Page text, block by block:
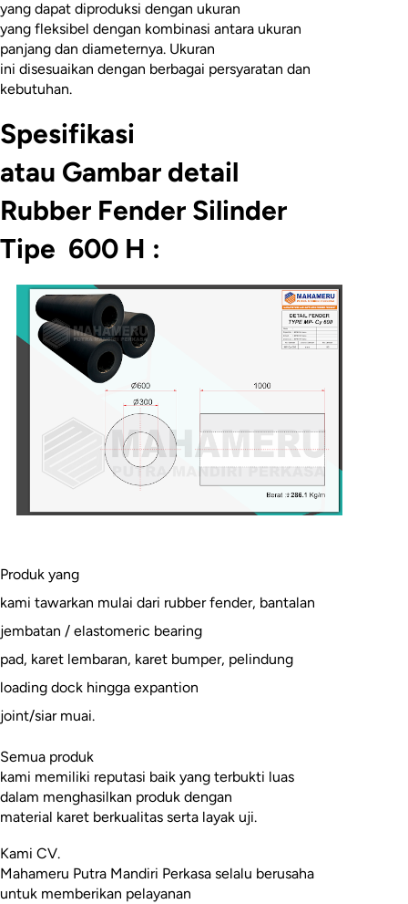
yang dapat diproduksi dengan ukuran
yang fleksibel dengan kombinasi antara ukuran
panjang dan diameternya. Ukuran
ini disesuaikan dengan berbagai persyaratan dan
kebutuhan.
Spesifikasi
atau Gambar detail
Rubber Fender Silinder
Tipe 600 H :
Produk yang
kami tawarkan mulai dari rubber fender, bantalan
jembatan / elastomeric bearing
pad, karet lembaran, karet bumper, pelindung
loading dock hingga expantion
joint/siar muai.
Semua produk
kami memiliki reputasi baik yang terbukti luas
dalam menghasilkan produk dengan
material karet berkualitas serta layak uji.
Kami CV.
Mahameru Putra Mandiri Perkasa selalu berusaha
untuk memberikan pelayanan